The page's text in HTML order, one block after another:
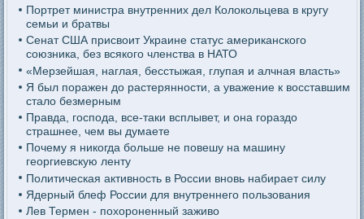
Портрет министра внутренних дел Колокольцева в кругу
семьи и братвы
Сенат США присвоит Украине статус американского
союзника, без всякого членства в НАТО
«Мерзейшая, наглая, бесстыжая, глупая и алчная власть»
Я был поражен до растерянности, а уважение к восставшим
стало безмерным
Правда, господа, все-таки всплывет, и она гораздо
страшнее, чем вы думаете
Почему я никогда больше не повешу на машину
георгиевскую ленту
Политическая активность в России вновь набирает силу
Ядерный блеф России для внутреннего пользования
Лев Термен - похороненный заживо